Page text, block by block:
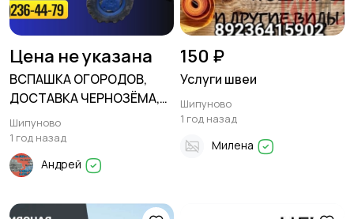
Цена не указана
ВСПАШКА ОГОРОДОВ,
ДОСТАВКА ЧЕРНОЗЁМА,
УГЛЯ ДРОВ, ГРАВИЯ,
ЩЕБНЯ и др
Шипуново
1 год назад
Андрей
150 ₽
Услуги швеи
Шипуново
1 год назад
Милена